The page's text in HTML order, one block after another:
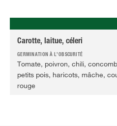
Carotte, laitue, céleri
Tomate, poivron, chili,
petits pois, haricots, mâche,
rouge